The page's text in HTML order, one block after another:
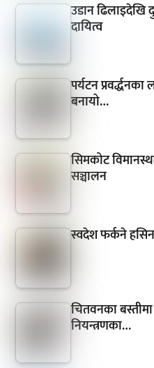
उडान ढिलाइदेखि
दायित्व
पर्यटन
बनायो…
सिमकोट
सञ्चालन
स्वदेश फर्कने
चितवनका
नियन्त्रणका…